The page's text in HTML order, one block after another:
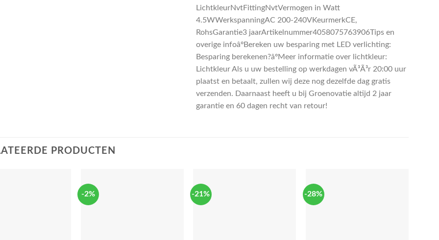
LichtkleurNvtFittingNvtVermogen in Watt
4.5WWerkspanningAC 200-240VKeurmerkCE,
RohsGarantie3 jaarArtikelnummer4058075763906Tips en
overige infoâºBereken uw besparing met LED verlichting:
Besparing berekenen?âºMeer informatie over lichtkleur:
Lichtkleur Als u uw bestelling op werkdagen vÃ³Ã³r 20:00 uur
plaatst en betaalt, zullen wij deze nog dezelfde dag gratis
verzenden. Daarnaast heeft u bij Groenovatie altijd 2 jaar
garantie en 60 dagen recht van retour!
PRODUCTEN
-2% -21% -28%